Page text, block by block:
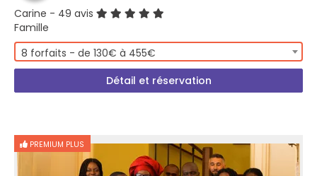
Carine - 49 avis
Famille
8 forfaits - de 130€ à 455€
Détail et réservation
PREMIUM PLUS